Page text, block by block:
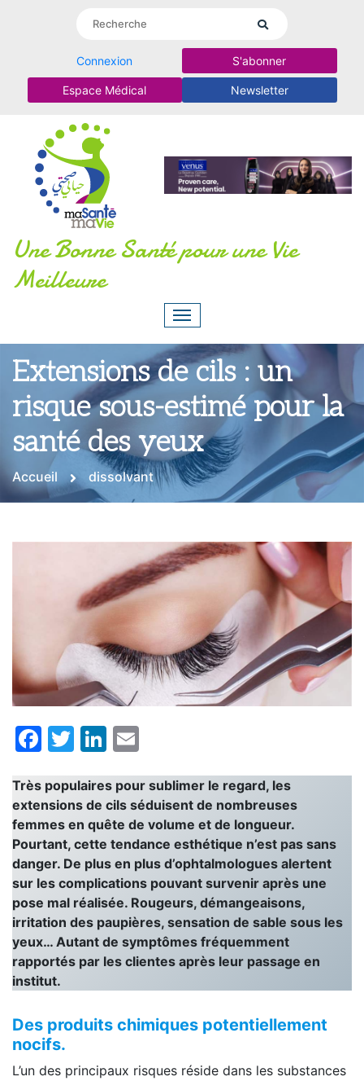
Connexion S'abonner
Espace Médical Newsletter
Une Bonne Santé pour une Vie
Meilleure
Extensions de cils : un
risque sous-estimé pour la
santé des yeux
Accueil dissolvant
Facebook
TwitterLinkedIn
Très populaires pour sublimer le regard, les
extensions de cils séduisent de nombreuses
femmes en quête de volume et de longueur.
Pourtant, cette tendance esthétique n’est pas sans
danger. De plus en plus d’ophtalmologues alertent
sur les complications pouvant survenir après une
pose mal réalisée. Rougeurs, démangeaisons,
irritation des paupières, sensation de sable sous les
yeux… Autant de symptômes fréquemment
rapportés par les clientes après leur passage en
institut.
Des produits chimiques potentiellement
nocifs.
L’un des principaux risques réside dans les substances